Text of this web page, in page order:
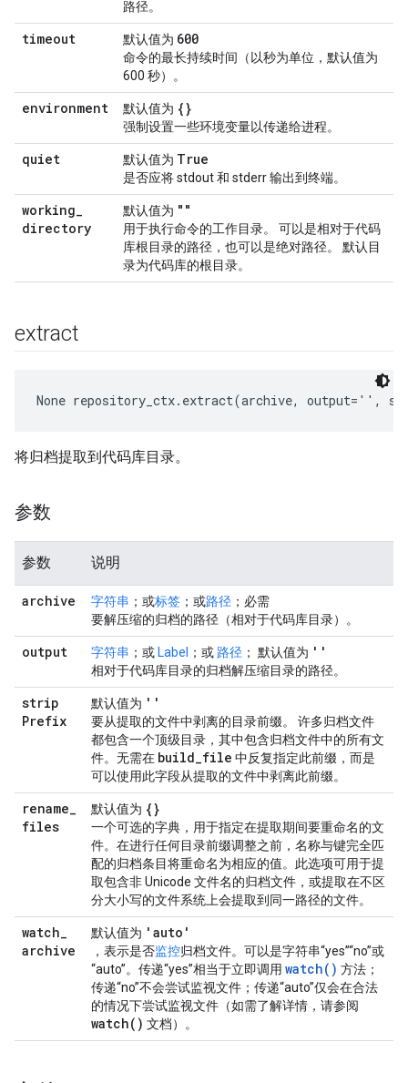
路径。
timeout 默认值为 600
命令的最长持续时间（以秒为单位，默认值为
600 秒）。
environment 默认值为 {}
强制设置一些环境变量以传递给进程。
quiet 默认值为 True
是否应将 stdout 和 stderr 输出到终端。
working_
directory
默认值为 ""
用于执行命令的工作目录。 可以是相对于代码
库根目录的路径，也可以是绝对路径。 默认目
录为代码库的根目录。
extract
None repository_ctx.extract(archive, output='',
将归档提取到代码库目录。
参数
参数 说明
archive 字符串 ；或标签 ；或路径 ；必需
要解压缩的归档的路径（相对于代码库目录）。
output 字符串 ；或 Label ；或 路径 ； 默认值为 ''
相对于代码库目录的归档解压缩目录的路径。
strip
Prefix
默认值为 ''
要从提取的文件中剥离的目录前缀。 许多归档文件
都包含一个顶级目录，其中包含归档文件中的所有文
件。无需在 build_file 中反复指定此前缀，而是
可以使用此字段从提取的文件中剥离此前缀。
rename_
files
默认值为 {}
一个可选的字典，用于指定在提取期间要重命名的文
件。在进行任何目录前缀调整之前，名称与键完全匹
配的归档条目将重命名为相应的值。此选项可用于提
取包含非 Unicode 文件名的归档文件，或提取在不区
分大小写的文件系统上会提取到同一路径的文件。
watch_
archive
默认值为 'auto'
，表示是否监控归档文件。可以是字符串“yes”“no”或
“auto”。传递“yes”相当于立即调用 watch() 方法；
传递“no”不会尝试监视文件；传递“auto”仅会在合法
的情况下尝试监视文件（如需了解详情，请参阅
watch( ) 文档）。